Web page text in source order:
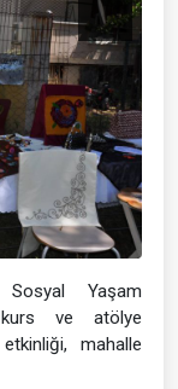
Sosyal Yaşam
kurs ve atölye
mahalle